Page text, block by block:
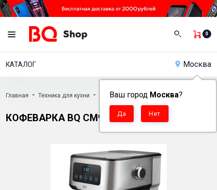
0
КАТАЛОГ Москва
Ваш город Москва?
Главная - Техника для кухни - Кофеварки - Кофеварка BQ CM9000
КОФЕВАРКА BQ CM9000